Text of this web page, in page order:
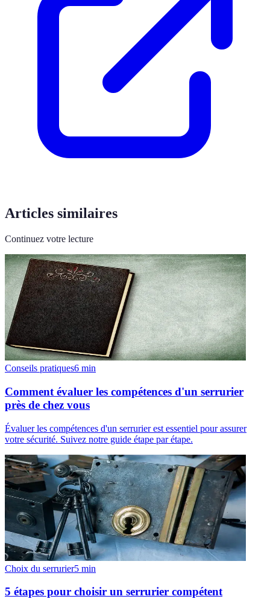
Articles similaires
Continuez votre lecture
Conseils pratiques6 min
Comment évaluer les compétences d'un serrurier
près de chez vous
Évaluer les compétences d'un serrurier est essentiel pour assurer
votre sécurité. Suivez notre guide étape par étape.
Choix du serrurier5 min
5 étapes pour choisir un serrurier compétent